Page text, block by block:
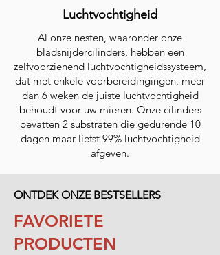
Luchtvochtigheid
Al onze nesten, waaronder onze
bladsnijdercilinders, hebben een
zelfvoorzienend luchtvochtigheidssysteem,
dat met enkele voorbereidingingen, meer
dan 6 weken de juiste luchtvochtigheid
behoudt voor uw mieren. Onze cilinders
bevatten 2 substraten die gedurende 10
dagen maar liefst 99% luchtvochtigheid
afgeven.
ONTDEK ONZE BESTSELLERS
FAVORIETE
PRODUCTEN